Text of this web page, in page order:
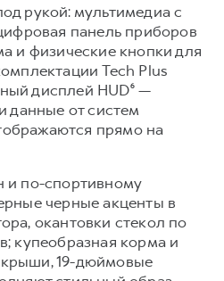
рукой: мультимедиа с
панель приборов
и физические кнопки для
Tech Plus
дисплей HUD⁶ —
данные от систем
прямо на
и по-спортивному
черные акценты в
окантовки стекол по
купеобразная корма и
19-дюймовые